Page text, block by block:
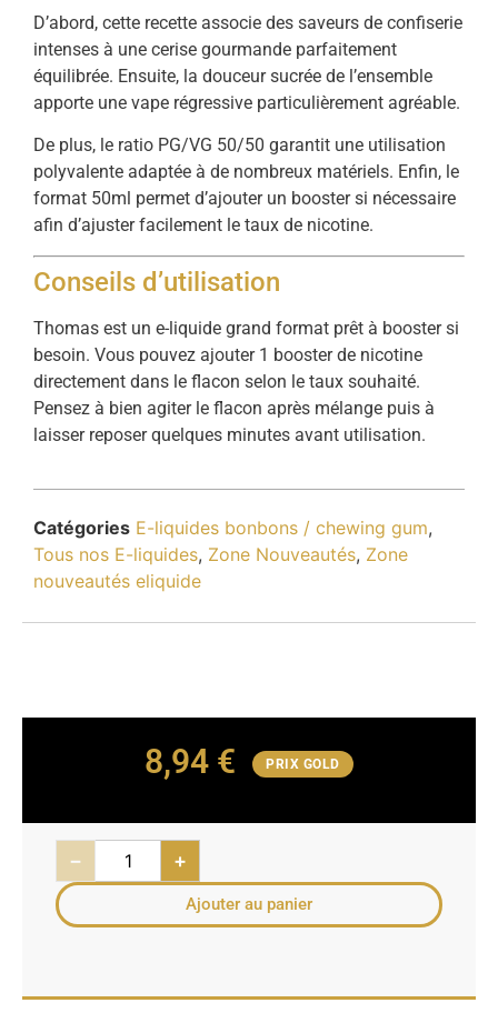
D’abord, cette recette associe des saveurs de confiserie
intenses à une cerise gourmande parfaitement
équilibrée. Ensuite, la douceur sucrée de l’ensemble
apporte une vape régressive particulièrement agréable.
De plus, le ratio PG/VG 50/50 garantit une utilisation
polyvalente adaptée à de nombreux matériels. Enfin, le
format 50ml permet d’ajouter un booster si nécessaire
afin d’ajuster facilement le taux de nicotine.
Conseils d’utilisation
Thomas est un e-liquide grand format prêt à booster si
besoin. Vous pouvez ajouter 1 booster de nicotine
directement dans le flacon selon le taux souhaité.
Pensez à bien agiter le flacon après mélange puis à
laisser reposer quelques minutes avant utilisation.
Catégories E-liquides bonbons / chewing gum,
Tous nos E-liquides, Zone Nouveautés, Zone
nouveautés eliquide
8,94 € PRIX GOLD
− +
Ajouter au panier